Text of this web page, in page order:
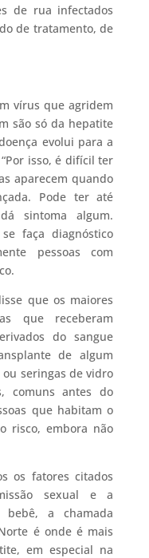
de rua infectados
de tratamento, de
vírus que agridem
são só da hepatite
evolui para a
isso, é difícil ter
aparecem quando
Pode ter até
sintoma algum.
faça diagnóstico
pessoas com
que os maiores
que receberam
do sangue
de algum
seringas de vidro
comuns antes do
que habitam o
risco, embora não
os fatores citados
sexual e a
a chamada
é onde é mais
em especial na